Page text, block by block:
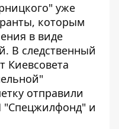
уже
которым
в виде
В следственный
Киевсовета
отправили
"Спецжилфонд" и